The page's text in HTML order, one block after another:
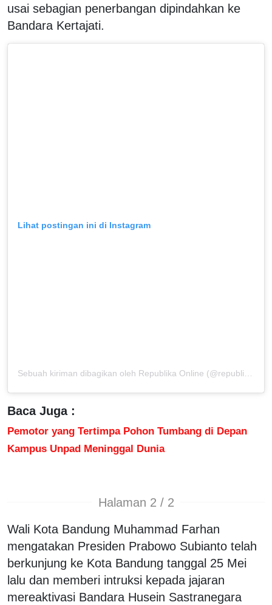
usai sebagian penerbangan dipindahkan ke
Bandara Kertajati.
Lihat postingan ini di Instagram
Sebuah kiriman dibagikan oleh Republika Online (@republikaonline)
Baca Juga :
Pemotor yang Tertimpa Pohon Tumbang di Depan
Kampus Unpad Meninggal Dunia
Halaman 2 / 2
Wali Kota Bandung Muhammad Farhan
mengatakan Presiden Prabowo Subianto telah
berkunjung ke Kota Bandung tanggal 25 Mei
lalu dan memberi intruksi kepada jajaran
mereaktivasi Bandara Husein Sastranegara